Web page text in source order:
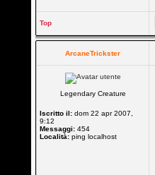
Top
ArcaneTrickster
Legendary Creature
Iscritto il: dom 22 apr 2007,
9:12
Messaggi: 454
Località: ping localhost